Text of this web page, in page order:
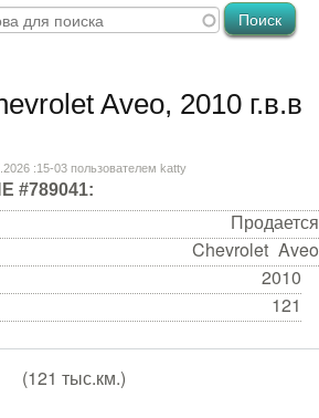
Aveo, 2010 г.в.в
:15-03 пользователем katty
#789041:
Продается
Chevrolet Aveo
2010
121
(121 тыс.км.)